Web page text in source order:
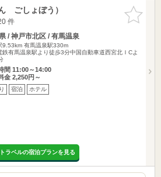
お気に入
りに追加
ごしょぼう）
件
/ 神戸市北区 / 有馬温泉
9.53km 有馬温泉駅330m
鉄有馬温泉駅より徒歩3分中国自動車道西宮北ＩCよ
間 11:00～14:00
金 2,250円～
宿泊 ホテル
ラベルの宿泊プランを見る